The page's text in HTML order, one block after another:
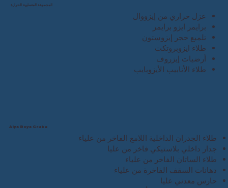
المجموعة المتساوية الحرارة
عزل حراري من إيزووال
برايمر ايزو برايمر
تلميع حجر إيزوستون
طلاء ايزوبروتكت
أرضيات إيزروف
طلاء الأنابيب الأيزوبايب
Alya Boya Grubu
طلاء الجدران الداخلية اللامع الفاخر من علياء
جدار داخلي بلاستيكي فاخر من عليا
طلاء الساتان الفاخر من علياء
دهانات السقف الفاخرة من علياء
حارس معدني عليا